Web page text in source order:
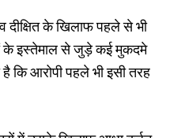
दीक्षित के खिलाफ पहले से भी
के इस्तेमाल से जुड़े कई मुकदमे
कि आरोपी पहले भी इसी तरह